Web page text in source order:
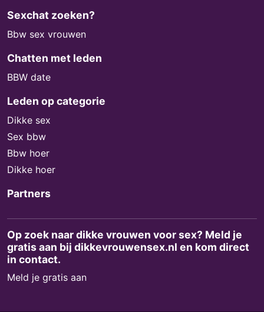
Sexchat zoeken?
Bbw sex vrouwen
Chatten met leden
BBW date
Leden op categorie
Dikke sex
Sex bbw
Bbw hoer
Dikke hoer
Partners
Op zoek naar dikke vrouwen voor sex? Meld je
gratis aan bij dikkevrouwensex.nl en kom direct
in contact.
Meld je gratis aan